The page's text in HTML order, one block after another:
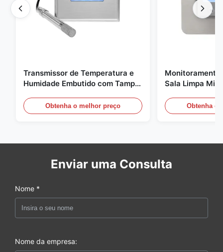
Transmissor de Temperatura e
Humidade Embutido com Tampa
Aço Inoxidável 316L
Obtenha o melhor preço
Monitoramento
Sala Limpa
médica / de
Obtenha o
Enviar uma Consulta
Nome *
Nome da empresa: